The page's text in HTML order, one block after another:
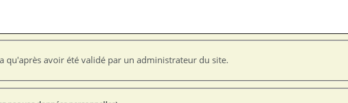
qu'après avoir été validé par un administrateur du site.